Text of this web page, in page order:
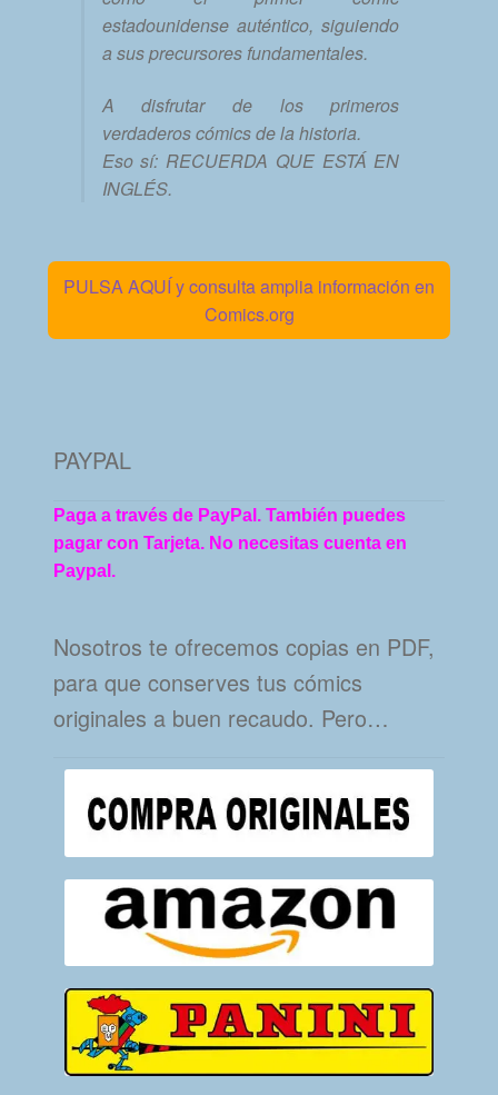
estadounidense auténtico, siguiendo
a sus precursores fundamentales.
A disfrutar de los primeros
verdaderos cómics de la historia.
Eso sí: RECUERDA QUE ESTÁ EN
INGLÉS.
PULSA AQUÍ y consulta amplia información en
Comics.org
PAYPAL
Paga a través de PayPal. También puedes
pagar con Tarjeta. No necesitas cuenta en
Paypal.
Nosotros te ofrecemos copias en PDF,
para que conserves tus cómics
originales a buen recaudo. Pero…